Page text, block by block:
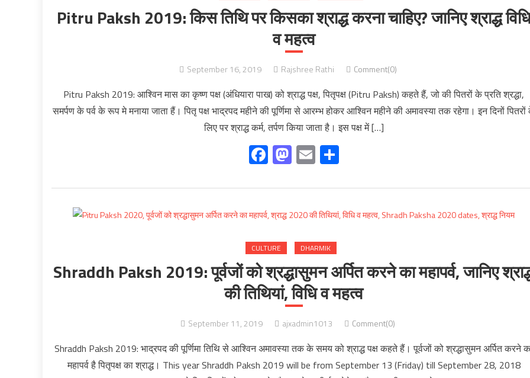
Pitru Paksh 2019: किस तिथि पर किसका श्राद्ध करना चाहिए? जानिए श्राद्ध
व महत्व
September 16, 2019 Rajshree Rathi Comment(0)
Pitru Paksh 2019: आश्विन मास का कृष्ण पक्ष (अंधियारा पाख) को श्राद्ध पक्ष, पितृपक्ष (Pitru Paksh) कहते हैं, जो की पितरों के प्रति श्रद्धा,
समर्पण के पर्व के रूप मे मनाया जाता हैं। पितृ पक्ष भाद्रपद महीने की पूर्णिमा से आरम्भ होकर आश्विन महीने की अमावस्या तक रहेगा। इन दिनों
लिए पर श्राद्ध कर्म, तर्पण किया जाता है। इस पक्ष में […]
Facebook
Mastodon
EmailShare
CULTURE DHARMIK
Shraddh Paksh 2019: पूर्वजों को श्रद्धासुमन अर्पित करने का महापर्व, जानिए
की तिथियां, विधि व महत्व
September 11, 2019 ajxadmin1013 Comment(0)
Shraddh Paksh 2019: भाद्रपद की पूर्णिमा तिथि से आश्विन अमावस्या तक के समय को श्राद्ध पक्ष कहते हैं। पूर्वजों को श्रद्धासुमन अर्पित करने
महापर्व है पितृपक्ष का श्राद्ध। This year Shraddh Paksh 2019 will be from September 13 (Friday) till September 28, 2018